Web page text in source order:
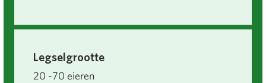
Legselgrootte
20 -70 eieren